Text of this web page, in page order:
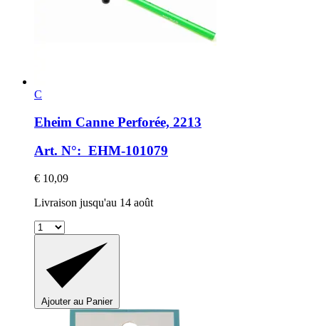
C
Eheim Canne Perforée, 2213
Art. N°: EHM-101079
€ 10,09
Livraison jusqu'au 14 août
Ajouter au Panier